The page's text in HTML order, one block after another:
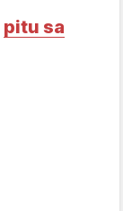
pitu sa